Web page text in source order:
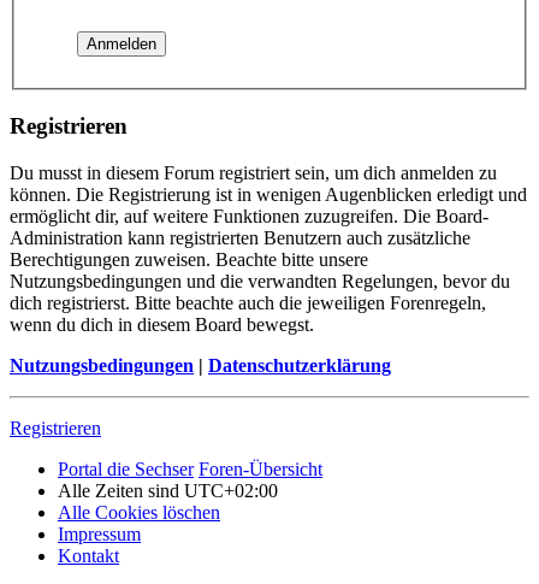
Registrieren
Du musst in diesem Forum registriert sein, um dich anmelden zu
können. Die Registrierung ist in wenigen Augenblicken erledigt und
ermöglicht dir, auf weitere Funktionen zuzugreifen. Die Board-
Administration kann registrierten Benutzern auch zusätzliche
Berechtigungen zuweisen. Beachte bitte unsere
Nutzungsbedingungen und die verwandten Regelungen, bevor du
dich registrierst. Bitte beachte auch die jeweiligen Forenregeln,
wenn du dich in diesem Board bewegst.
Nutzungsbedingungen | Datenschutzerklärung
Registrieren
Portal die Sechser Foren-Übersicht
Alle Zeiten sind UTC+02:00
Alle Cookies löschen
Impressum
Kontakt